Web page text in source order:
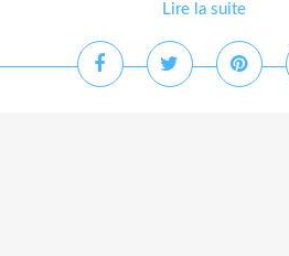
Lire la suite